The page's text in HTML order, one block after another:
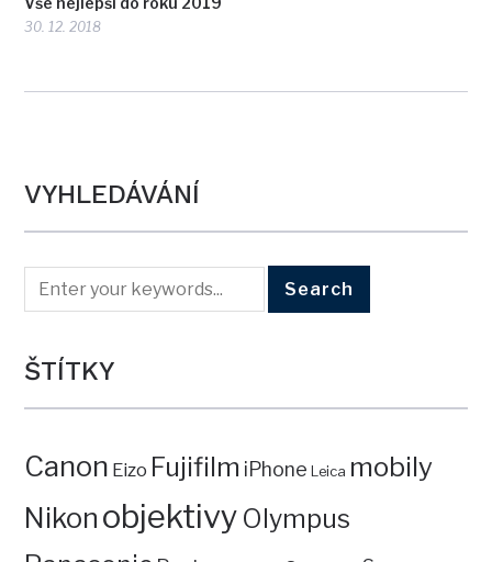
30. 12. 2018
VYHLEDÁVÁNÍ
ŠTÍTKY
Canon Eizo Fujifilm iPhone Leica mobily
Nikon objektivy Olympus